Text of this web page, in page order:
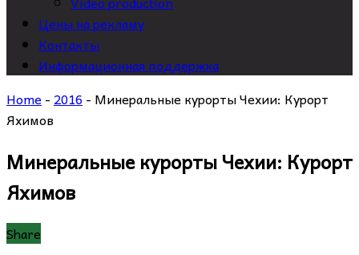
Цены на рекламу
Контакты
Информационная поддержка
Home- 2016 - Минеральные курорты Чехии: Курорт
Яхимов
Минеральные курорты Чехии: Курорт
Яхимов
Share